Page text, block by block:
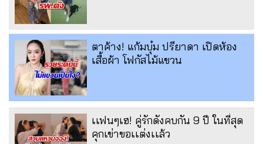
ตาค้าง! แก้มบุ๋ม ปรียาดา เปิดห้อง
เสื้อผ้า โฟกัสไม้แขวน
เเฟนๆเฮ! คู่รักดังคบกัน 9 ปี ในที่สุด
คุกเข่าขอเเต่งเเล้ว